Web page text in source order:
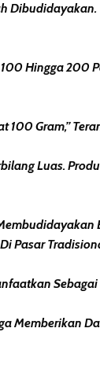
Hingga 200
100 Gram,”
Luas.
Pasar
Memberikan